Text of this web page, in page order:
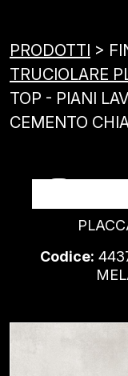
PRODOTTI >
TRUCIOLARE
TOP - PIANI
CEMENTO
Codice: